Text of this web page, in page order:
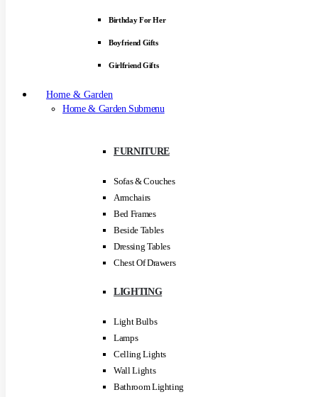
Birthday For Her
Boyfriend Gifts
Girlfriend Gifts
Home & Garden
Home & Garden Submenu
FURNITURE
Sofas & Couches
Armchairs
Bed Frames
Beside Tables
Dressing Tables
Chest Of Drawers
LIGHTING
Light Bulbs
Lamps
Celling Lights
Wall Lights
Bathroom Lighting